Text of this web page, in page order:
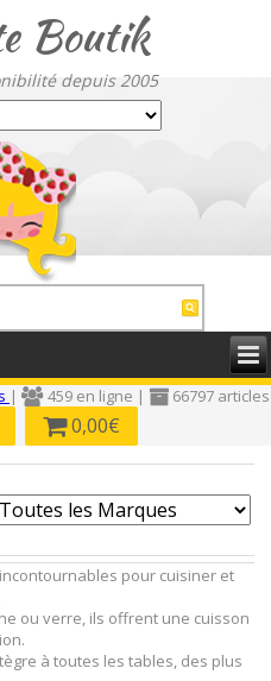
Boutik
depuis 2005
| 459 en ligne |
66797 articles
0,00€
pour cuisiner et
ou verre, ils offrent une cuisson
à toutes les tables, des plus